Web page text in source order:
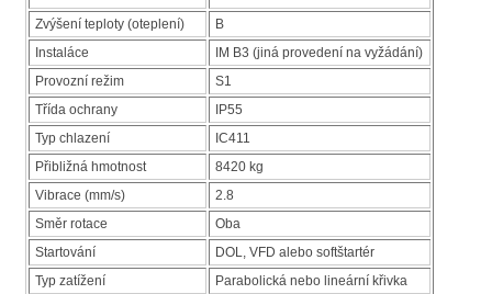
Zvýšení teploty (oteplení)
B
Instaláce
IM B3 (jiná provedení na vyžádání)
Provozní režim
S1
Třída ochrany
IP55
Typ chlazení
IC411
Přibližná hmotnost
8420 kg
Vibrace (mm/s)
2.8
Směr rotace
Oba
Startování
DOL, VFD alebo softštartér
Typ zatížení
Parabolická nebo lineární křivka